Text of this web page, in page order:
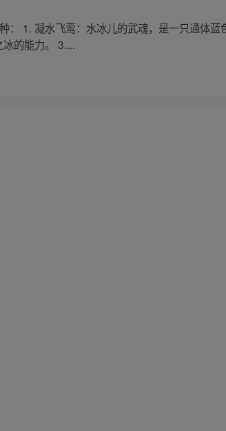
： 1. 凝水飞鸾：水冰儿的武魂，是一只通体
的能力。 3....